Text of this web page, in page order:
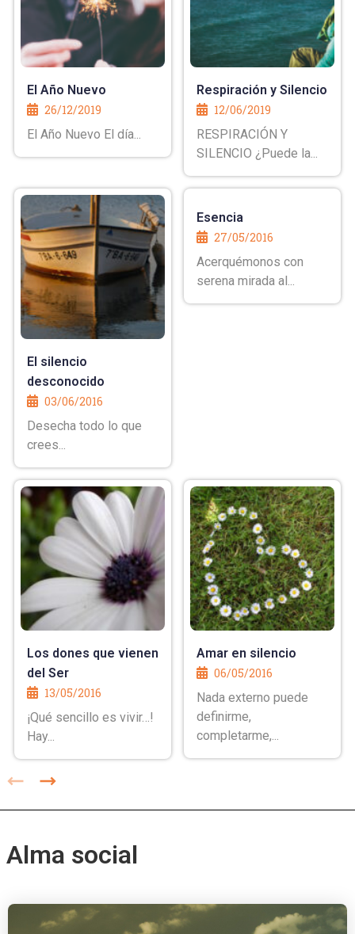
El Año Nuevo
26/12/2019
El Año Nuevo El día...
Respiración y Silencio
12/06/2019
RESPIRACIÓN Y
SILENCIO ¿Puede la...
El silencio
desconocido
03/06/2016
Desecha todo lo que
crees...
Esencia
27/05/2016
Acerquémonos con
serena mirada al...
Los dones que vienen
del Ser
13/05/2016
¡Qué sencillo es vivir…!
Hay...
Amar en silencio
06/05/2016
Nada externo puede
definirme,
completarme,...
Alma social